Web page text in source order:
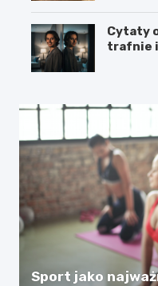
Cytaty
trafnie
Sport jako